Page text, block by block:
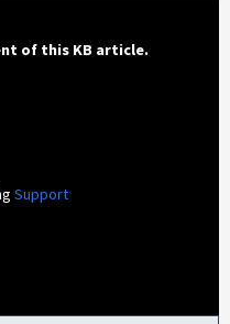
of this KB article.
Support